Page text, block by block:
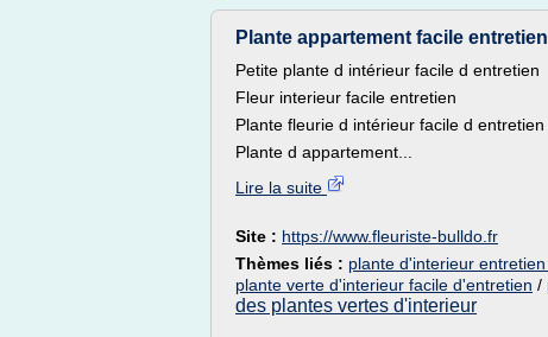
Plante appartement facile
Petite plante d intérieur facile d entretien
Fleur interieur facile entretien
Plante fleurie d intérieur facile d entretien
Plante d appartement...
Lire la suite
Site : https://www.fleuriste-bulldo.fr
Thèmes liés : plante d'interieur
plante verte d'interieur facile d'entretien /
des plantes vertes d'interieur